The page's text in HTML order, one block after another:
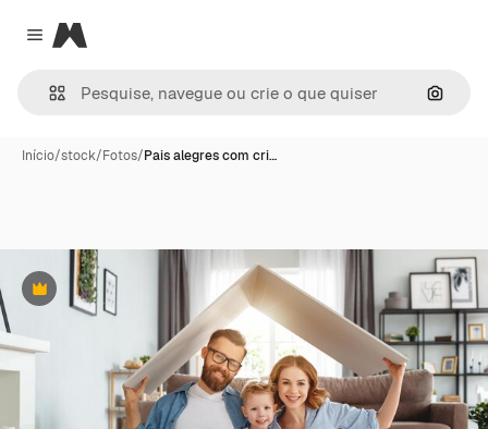
Close menu
Magnific
Início/stock/Fotos/Pais alegres com cri…
Premium